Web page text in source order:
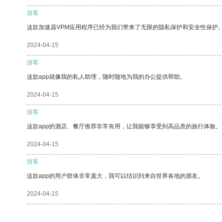
游客
这款加速器VPM应用程序已经为我们带来了无限的隐私保护和安全性保护
2024-04-15
游客
这款app就像我的私人助理，随时随地为我的办公提供帮助。
2024-04-15
游客
这款app的酒店、餐厅推荐非常有用，让我能够享受到高品质的旅行体验。
2024-04-15
游客
这款app的用户群体非常庞大，我可以结识到来自世界各地的朋友。
2024-04-15